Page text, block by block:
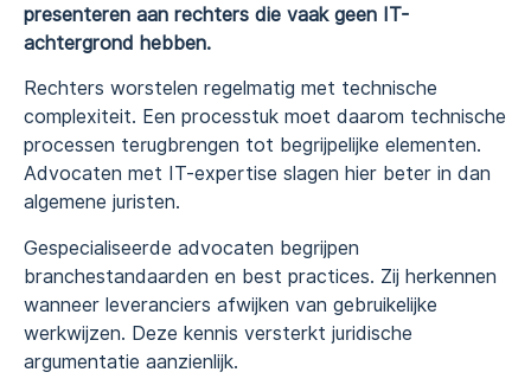
presenteren aan rechters die vaak geen IT-
achtergrond hebben.
Rechters worstelen regelmatig met technische
complexiteit. Een processtuk moet daarom technische
processen terugbrengen tot begrijpelijke elementen.
Advocaten met IT-expertise slagen hier beter in dan
algemene juristen.
Gespecialiseerde advocaten begrijpen
branchestandaarden en best practices. Zij herkennen
wanneer leveranciers afwijken van gebruikelijke
werkwijzen. Deze kennis versterkt juridische
argumentatie aanzienlijk.